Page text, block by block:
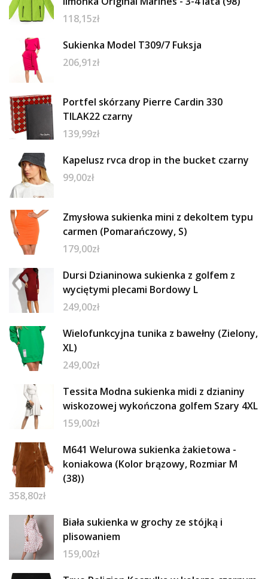
118,15zł
Sukienka Model T309/7 Fuksja
206,91zł
Portfel skórzany Pierre Cardin 330
TILAK22 czarny
139,99zł
Kapelusz rvca drop in the bucket czarny
99,00zł
Zmysłowa sukienka mini z dekoltem typu
carmen (Pomarańczowy, S)
179,00zł
Dursi Dzianinowa sukienka z golfem z
wyciętymi plecami Bordowy L
249,00zł
Wielofunkcyjna tunika z bawełny (Zielony,
XL)
249,00zł
Tessita Modna sukienka midi z dzianiny
wiskozowej wykończona golfem Szary 4XL
159,00zł
M641 Welurowa sukienka żakietowa -
koniakowa (Kolor brązowy, Rozmiar M
(38))
358,80zł
Biała sukienka w grochy ze stójką i
plisowaniem
159,00zł